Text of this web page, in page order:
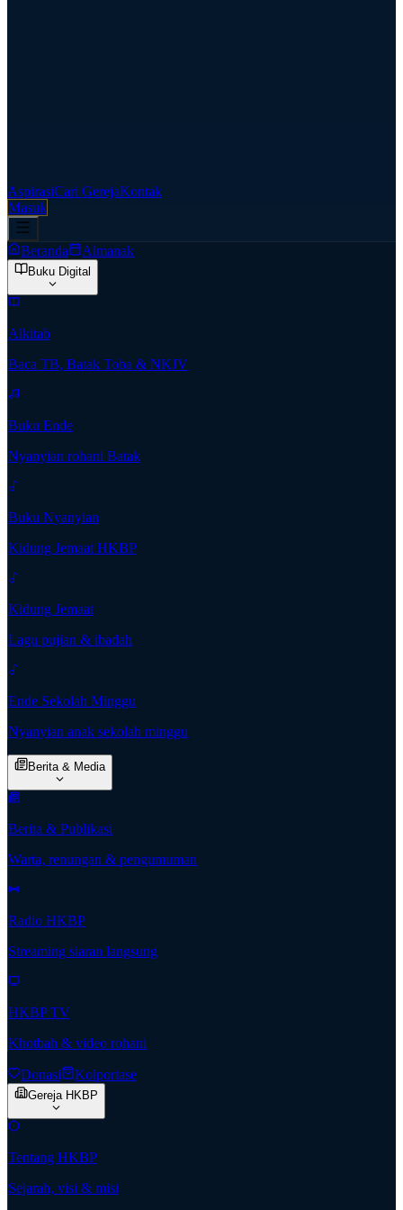
AspirasiCari GerejaKontak
Masuk
Beranda Almanak
Buku Digital
Alkitab
Baca TB, Batak Toba & NKJV
Buku Ende
Nyanyian rohani Batak
Buku Nyanyian
Kidung Jemaat HKBP
Kidung Jemaat
Lagu pujian & ibadah
Ende Sekolah Minggu
Nyanyian anak sekolah minggu
Berita & Media
Berita & Publikasi
Warta, renungan & pengumuman
Radio HKBP
Streaming siaran langsung
HKBP TV
Khotbah & video rohani
Donasi Kolportase
Gereja HKBP
Tentang HKBP
Sejarah, visi & misi